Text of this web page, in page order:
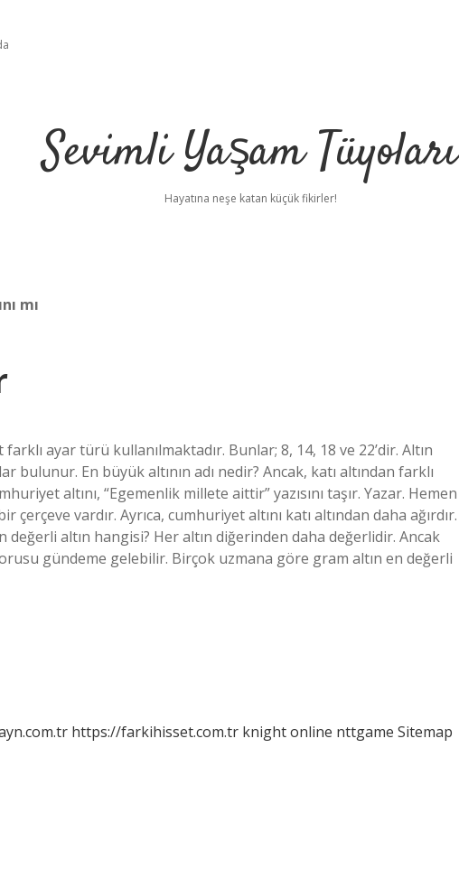
Sevimli Yaşam Tüyoları
Hayatına neşe katan küçük fikirler!
mı
ayar türü kullanılmaktadır. Bunlar; 8, 14, 18 ve 22’dir. Altın
bulunur. En büyük altının adı nedir? Ancak, katı altından farklı
altını, “Egemenlik millete aittir” yazısını taşır. Yazar. Hemen
vardır. Ayrıca, cumhuriyet altını katı altından daha ağırdır.
değerli altın hangisi? Her altın diğerinden daha değerlidir. Ancak
gündeme gelebilir. Birçok uzmana göre gram altın en değerli
https://farkihisset.com.tr knight online nttgame Sitemap